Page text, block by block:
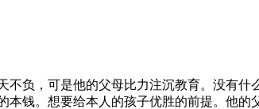
，可是他的父母比力注沉教育。没有什
钱。想要给本人的孩子优胜的前提。他的